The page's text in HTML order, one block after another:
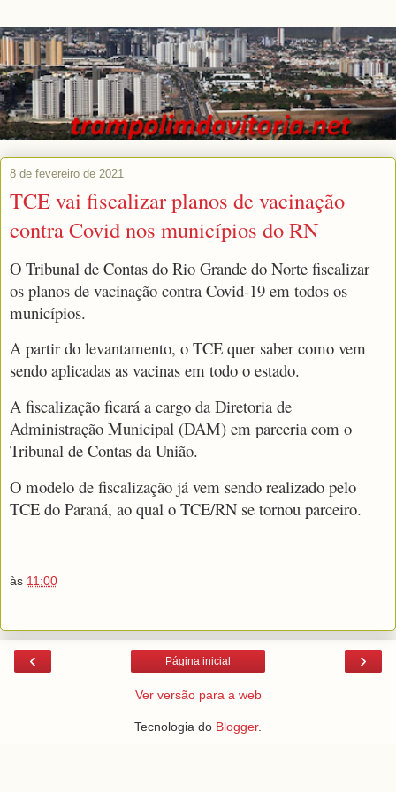
8 de fevereiro de 2021
TCE vai fiscalizar planos de vacinação
contra Covid nos municípios do RN
O Tribunal de Contas do Rio Grande do Norte fiscalizar
os planos de vacinação contra Covid-19 em todos os
municípios.
A partir do levantamento, o TCE quer saber como vem
sendo aplicadas as vacinas em todo o estado.
A fiscalização ficará a cargo da Diretoria de
Administração Municipal (DAM) em parceria com o
Tribunal de Contas da União.
O modelo de fiscalização já vem sendo realizado pelo
TCE do Paraná, ao qual o TCE/RN se tornou parceiro.
às 11:00
‹ ›
Página inicial
Ver versão para a web
Tecnologia do Blogger.